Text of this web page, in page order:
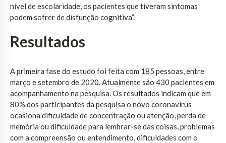
nível de escolaridade, os pacientes que tiveram sintomas
podem sofrer de disfunção cognitiva”.
Resultados
A primeira fase do estudo foi feita com 185 pessoas, entre
março e setembro de 2020. Atualmente são 430 pacientes em
acompanhamento na pesquisa. Os resultados indicam que em
80% dos participantes da pesquisa o novo coronavírus
ocasiona dificuldade de concentração ou atenção, perda de
memória ou dificuldade para lembrar-se das coisas, problemas
com a compreensão ou entendimento, dificuldades com o